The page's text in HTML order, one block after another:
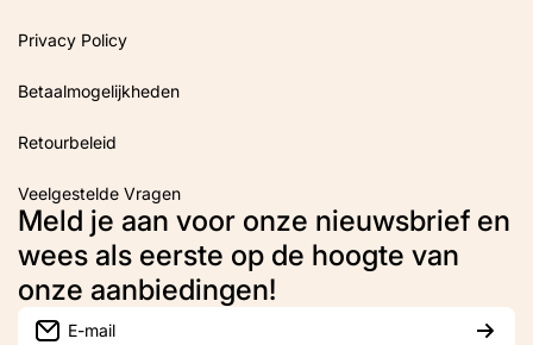
Privacy Policy
Betaalmogelijkheden
Retourbeleid
Veelgestelde Vragen
Meld je aan voor onze nieuwsbrief en
wees als eerste op de hoogte van
onze aanbiedingen!
E-mail